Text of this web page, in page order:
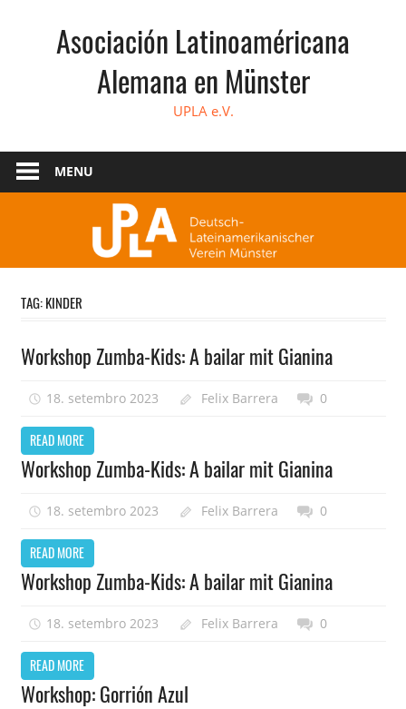
Asociación Latinoaméricana
Alemana en Münster
UPLA e.V.
MENU
TAG:KINDER
Workshop Zumba-Kids: A bailar mit Gianina
18. setembro 2023 Felix Barrera 0
READ MORE
Workshop Zumba-Kids: A bailar mit Gianina
18. setembro 2023 Felix Barrera 0
READ MORE
Workshop Zumba-Kids: A bailar mit Gianina
18. setembro 2023 Felix Barrera 0
READ MORE
Workshop: Gorrión Azul